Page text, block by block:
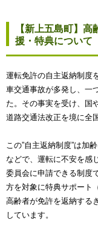
【新上五島町】
援・特典について
運転免許の自主返納制度
車交通事故が多発し、一
た。その事実を受け、国
道路交通法改正を境に全
この”自主返納制度”は加
などで、運転に不安を感
委員会に申請できる制度
方を対象に特典サポート
高齢者が免許を返納する
しています。